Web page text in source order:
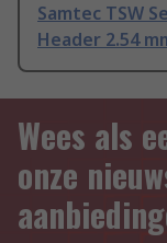
Samtec TSW
Header 2.54
Wees als
onze